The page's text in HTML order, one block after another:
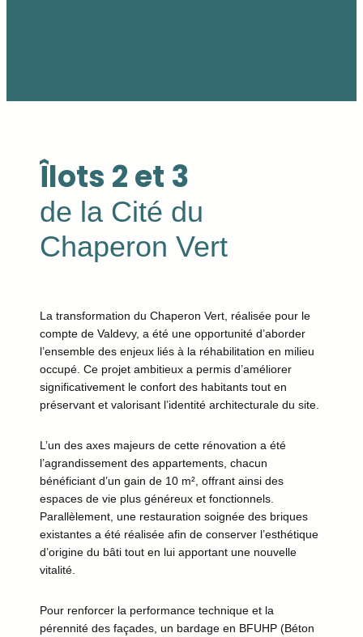
Îlots 2 et 3
de la Cité du
Chaperon Vert
La transformation du Chaperon Vert, réalisée pour le
compte de Valdevy, a été une opportunité d’aborder
l’ensemble des enjeux liés à la réhabilitation en milieu
occupé. Ce projet ambitieux a permis d’améliorer
significativement le confort des habitants tout en
préservant et valorisant l’identité architecturale du site.
L’un des axes majeurs de cette rénovation a été
l’agrandissement des appartements, chacun
bénéficiant d’un gain de 10 m², offrant ainsi des
espaces de vie plus généreux et fonctionnels.
Parallèlement, une restauration soignée des briques
existantes a été réalisée afin de conserver l’esthétique
d’origine du bâti tout en lui apportant une nouvelle
vitalité.
Pour renforcer la performance technique et la
pérennité des façades, un bardage en BFUHP (Béton